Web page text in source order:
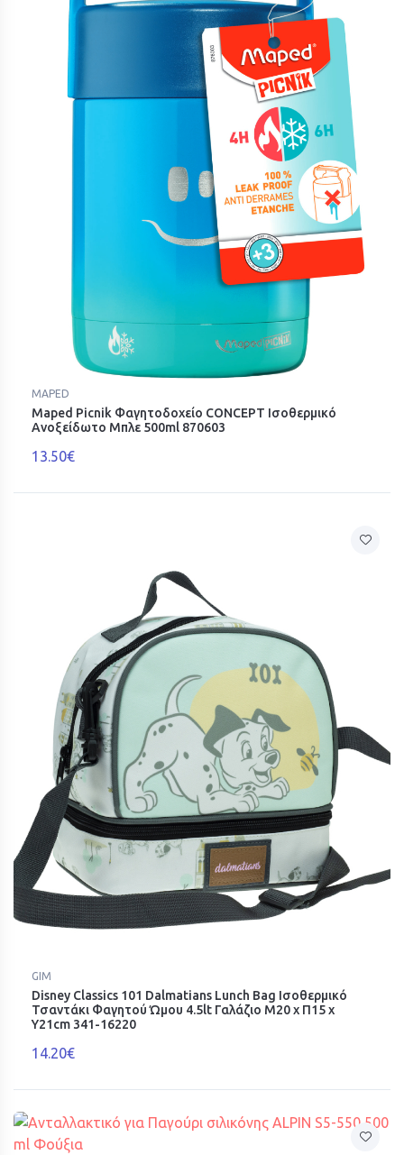
MAPED
Maped Picnik Φαγητοδοχείο CONCEPT Ισοθερμικό
Ανοξείδωτο Μπλε 500ml 870603
13.50€
GIM
Disney Classics 101 Dalmatians Lunch Bag Ισοθερμικό
Τσαντάκι Φαγητού Ώμου 4.5lt Γαλάζιο Μ20 x Π15 x
Υ21cm 341-16220
14.20€